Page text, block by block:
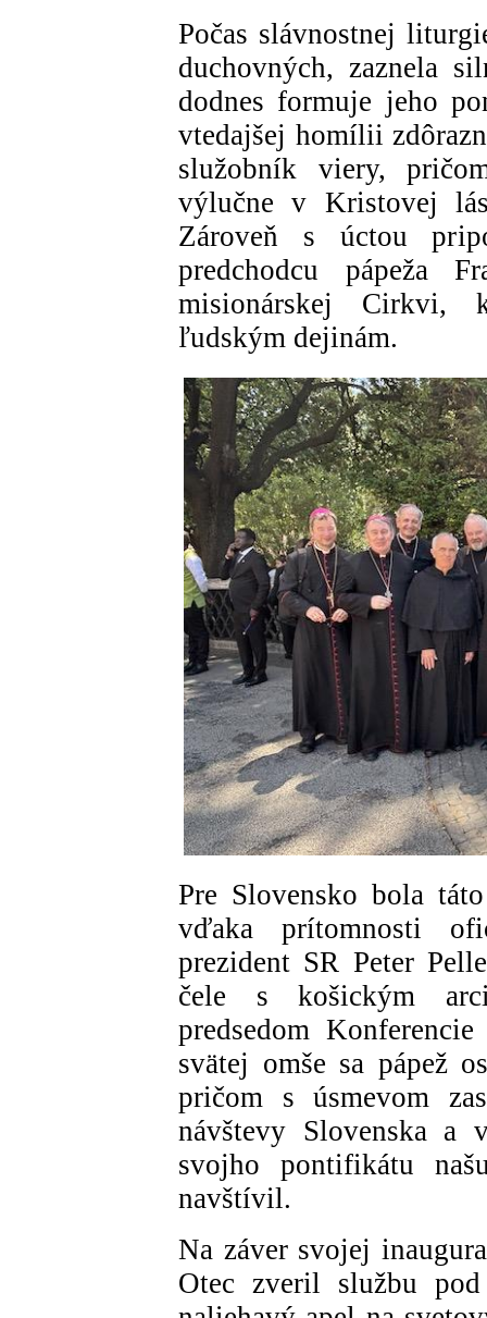
Počas slávnostnej
duchovných, zaznela
dodnes formuje jeho
vtedajšej homílii
služobník viery,
výlučne v Kristovej
Zároveň s úctou
predchodcu pápeža
misionárskej Cirkvi,
ľudským dejinám.
Pre Slovensko bola
vďaka prítomnosti
prezident SR Peter
čele s košickým
predsedom
svätej omše sa pápež
pričom s úsmevom
návštevy Slovenska
svojho pontifikátu
navštívil.
Na záver svojej
Otec zveril službu